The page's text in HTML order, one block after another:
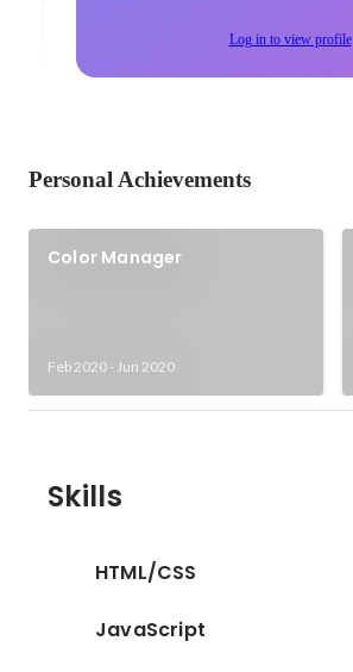
Log in to view profile
Personal Achievements
Color Manager
Feb 2020 -Jun 2020
Skills
HTML/CSS
JavaScript